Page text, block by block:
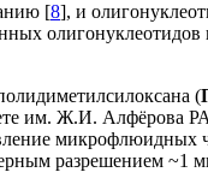
[8], и
олигонуклеотидов
(
им. Ж.И. Алфёрова
разрешением ~1